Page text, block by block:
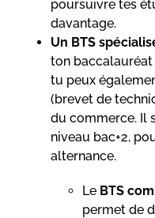
poursuivre tes
davantage.
Un BTS
ton baccalauréat
tu peux
(brevet de
du commerce. Il
niveau bac+2,
alternance.
Le BTS
permet de